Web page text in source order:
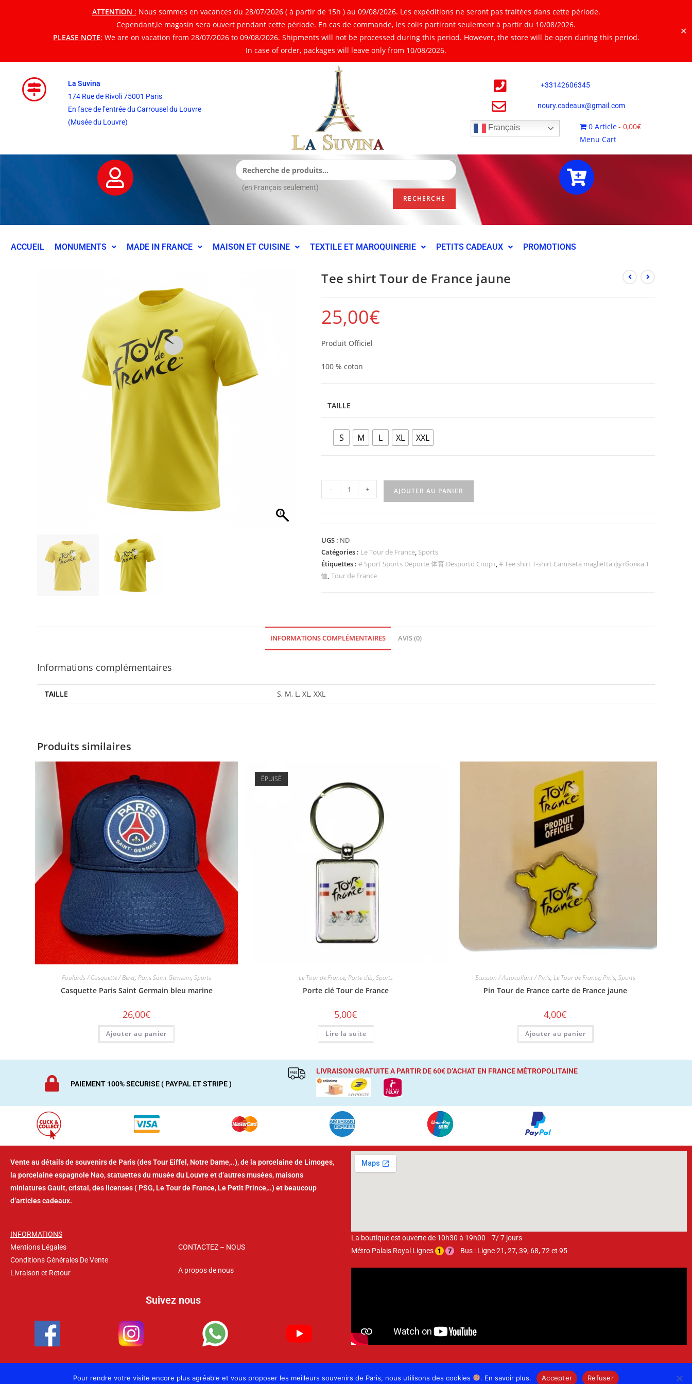
ATTENTION : Nous sommes en vacances du 28/07/2026 ( à partir de 15h ) au 09/08/2026. Les expéditions ne seront pas traitées dans cette période.
Cependant,le magasin sera ouvert pendant cette période. En cas de commande, les colis partiront seulement à partir du 10/08/2026.
PLEASE NOTE: We are on vacation from 28/07/2026 to 09/08/2026. Shipments will not be processed during this period. However, the store will be open during this period.
In case of order, packages will leave only from 10/08/2026.
✕
La Suvina
174 Rue de Rivoli 75001 Paris
En face de l’entrée du Carrousel du Louvre
(Musée du Louvre)
+33142606345
noury.cadeaux@gmail.com
Français 0 Article
0,00€
Menu Cart
RECHERCHE
(en Français seulement)
ACCUEIL MONUMENTS MADE IN FRANCE MAISON ET CUISINE TEXTILE ET MAROQUINERIE PETITS CADEAUX PROMOTIONS
Tee shirt Tour de France jaune
25,00€
Produit Officiel
100 % coton
TAILLE
S M L XL XXL
- + AJOUTER AU PANIER
UGS : ND
Catégories : Le Tour de France, Sports
Étiquettes : # Sport Sports Deporte 体育 Desporto Спорт,# Tee shirt T-shirt Camiseta maglietta футболка T
恤,Tour de France
INFORMATIONS COMPLÉMENTAIRES AVIS (0)
Informations complémentaires
TAILLE S, M, L, XL, XXL
Produits similaires
Foulards / Casquette / Beret,Paris Saint Germain,Sports
Casquette Paris Saint Germain bleu marine
26,00€
Ajouter au panier
ÉPUISÉ
Le Tour de France,Porte clés,Sports
Porte clé Tour de France
5,00€
Lire la suite
Ecusson / Autocollant / Pin's,Le Tour de France,Pin's,Sports
Pin Tour de France carte de France jaune
4,00€
Ajouter au panier
PAIEMENT 100% SECURISE ( PAYPAL ET STRIPE )
LIVRAISON GRATUITE A PARTIR DE 60€ D’ACHAT EN FRANCE MÉTROPOLITAINE
Vente au détails de souvenirs de Paris (des Tour Eiffel, Notre Dame,..), de la porcelaine de Limoges,
la porcelaine espagnole Nao, statuettes du musée du Louvre et d’autres musées, maisons
miniatures Gault, cristal, des licenses ( PSG, Le Tour de France, Le Petit Prince,..) et beaucoup
d’articles cadeaux.
INFORMATIONS
Mentions Légales
Conditions Générales De Vente
Livraison et Retour
CONTACTEZ – NOUS
A propos de nous
Suivez nous
La boutique est ouverte de 10h30 à 19h00 7/ 7 jours
Métro Palais Royal Lignes
Bus : Ligne 21, 27, 39, 68, 72 et 95
Pour rendre votre visite encore plus agréable et vous proposer les meilleurs souvenirs de Paris, nous utilisons des cookies . En savoir plus. Accepter Refuser